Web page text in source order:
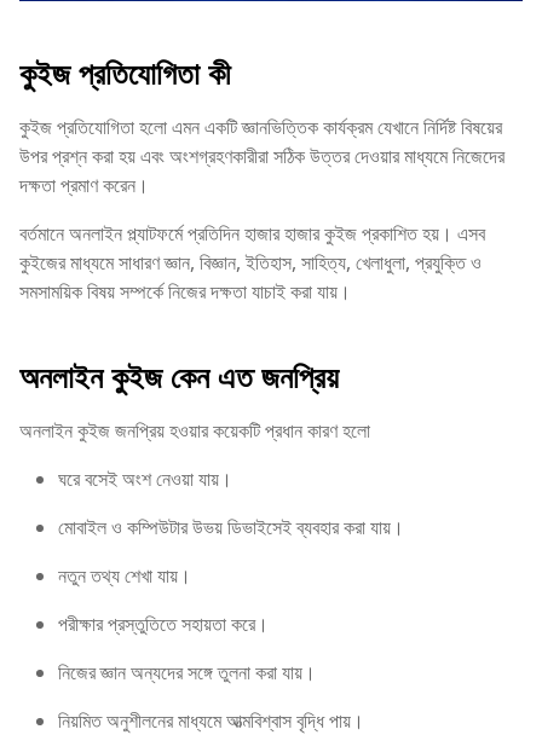
কুইজ প্রতিযোগিতা কী
কুইজ প্রতিযোগিতা হলো এমন একটি জ্ঞানভিত্তিক কার্যক্রম যেখানে নির্দিষ্ট বিষয়ের
উপর প্রশ্ন করা হয় এবং অংশগ্রহণকারীরা সঠিক উত্তর দেওয়ার মাধ্যমে নিজেদের
দক্ষতা প্রমাণ করেন।
বর্তমানে অনলাইন প্ল্যাটফর্মে প্রতিদিন হাজার হাজার কুইজ প্রকাশিত হয়। এসব
কুইজের মাধ্যমে সাধারণ জ্ঞান, বিজ্ঞান, ইতিহাস, সাহিত্য, খেলাধুলা, প্রযুক্তি ও
সমসাময়িক বিষয় সম্পর্কে নিজের দক্ষতা যাচাই করা যায়।
অনলাইন কুইজ কেন এত জনপ্রিয়
অনলাইন কুইজ জনপ্রিয় হওয়ার কয়েকটি প্রধান কারণ হলো
ঘরে বসেই অংশ নেওয়া যায়।
মোবাইল ও কম্পিউটার উভয় ডিভাইসেই ব্যবহার করা যায়।
নতুন তথ্য শেখা যায়।
পরীক্ষার প্রস্তুতিতে সহায়তা করে।
নিজের জ্ঞান অন্যদের সঙ্গে তুলনা করা যায়।
নিয়মিত অনুশীলনের মাধ্যমে আত্মবিশ্বাস বৃদ্ধি পায়।